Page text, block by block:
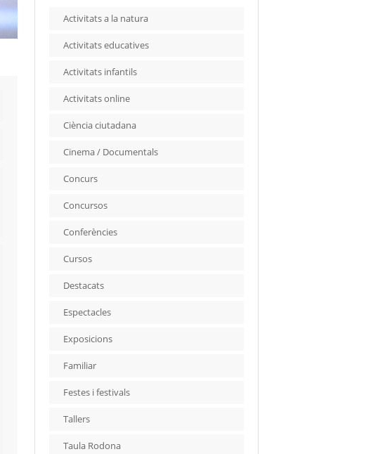
Activitats a la natura
Activitats educatives
Activitats infantils
Activitats online
Ciència ciutadana
Cinema / Documentals
Concurs
Concursos
Conferències
Cursos
Destacats
Espectacles
Exposicions
Familiar
Festes i festivals
Tallers
Taula Rodona